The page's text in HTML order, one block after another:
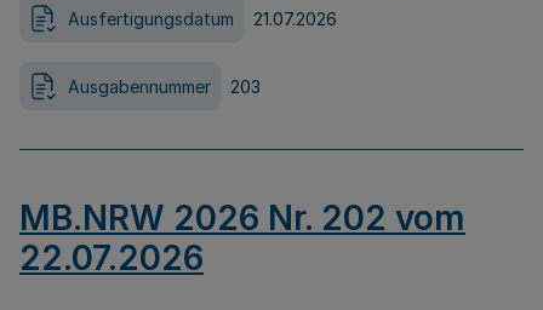
Ausfertigungsdatum 21.07.2026
Ausgabennummer 203
MB.NRW 2026 Nr. 202 vom
22.07.2026